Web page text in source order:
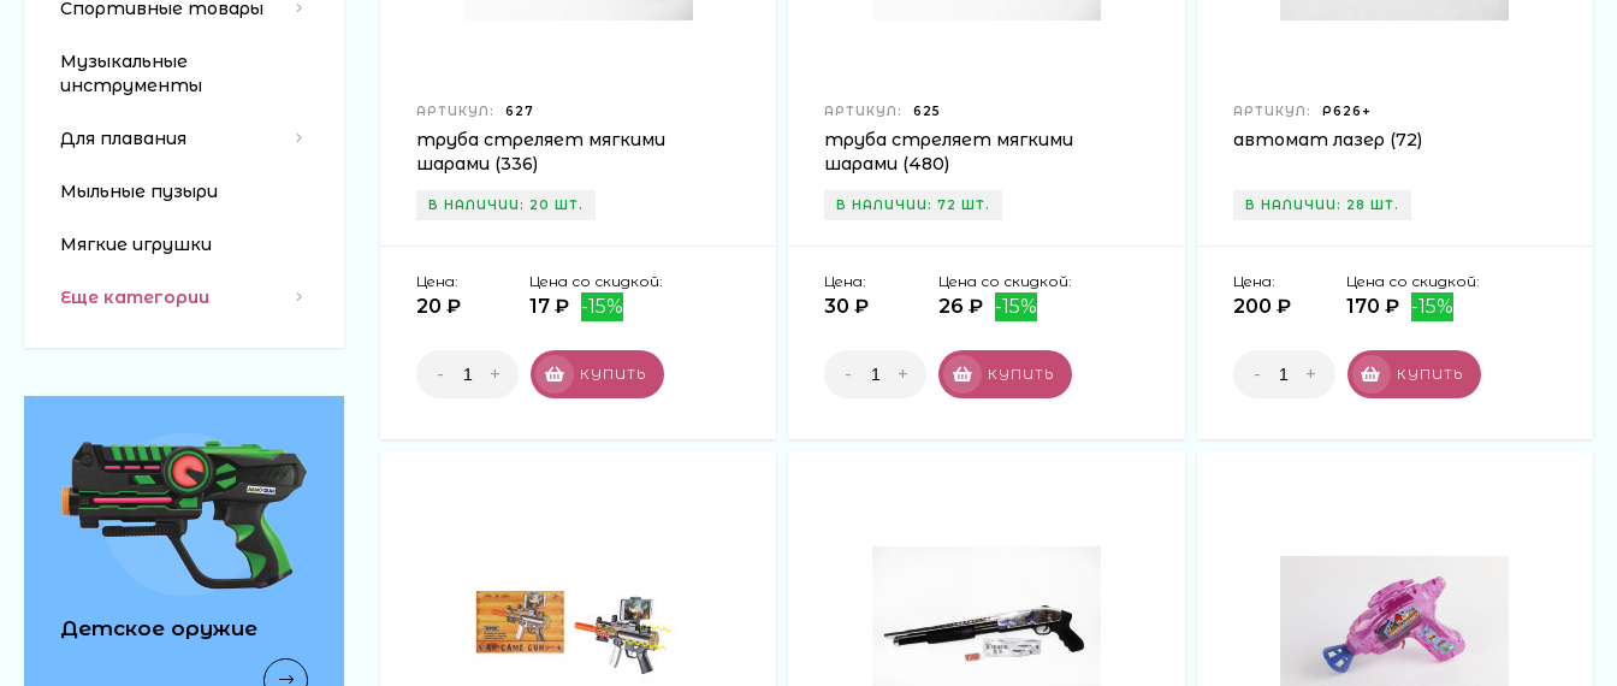
Обычно при массовых закупках продавец делает неплохую скидку. Более того, в магазине действуют различные акционные
АРТИКУЛ: 627
труба стреляет мягкими
шарами (336)
В НАЛИЧИИ: 20 ШТ.
Цена:
20 ₽
Цена со скидкой:
17 ₽ -15%
- + КУПИТЬ
АРТИКУЛ: 625
труба стреляет мягкими
шарами (480)
В НАЛИЧИИ: 72 ШТ.
Цена:
30 ₽
Цена со скидкой:
26 ₽ -15%
- + КУПИТЬ
АРТИКУЛ: Р626+
автомат лазер (72)
В НАЛИЧИИ: 28 ШТ.
Цена:
200 ₽
Цена со скидкой:
170 ₽ -15%
- + КУПИТЬ
Спортивные товары
Музыкальные
инструменты
Для плавания
Мыльные пузыри
Мягкие игрушки
Еще категории
Детское оружие